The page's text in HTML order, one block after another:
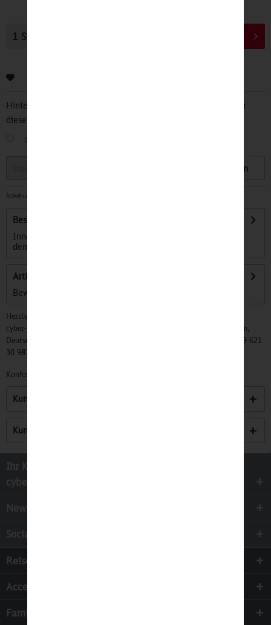
Hinterlegen Sie Ihre Email Adresse und bleiben Sie stets über
diesen Artikel informiert.
Speichern
Artikelnummer:
Beschreibung
Innovativer Hörspiel-Spaß für unterwegs und zuhause. Mit
dem kabellose Kekzhörer können...
Artikel bewerten
Bewertungen lesen, schreiben und diskutieren...
Hersteller:
cyber-Wear Heidelberg GmbH, Elsa-Brändström-Str. 4, 68229 Mannheim,
Deutschland, Info@mycybergroup.com, https://mycybergroup.com, +49 621
30 983 0
Konformitätserklärungen zu unseren Produkten finden Sie
Kunden kauften auch
Kunden haben sich ebenfalls angesehen
Ihr Kontakt zur
cyber-Wear Heidelberg GmbH
Newsletter
Socialmedia
Reisen
Accessoires
Familie & Kinder